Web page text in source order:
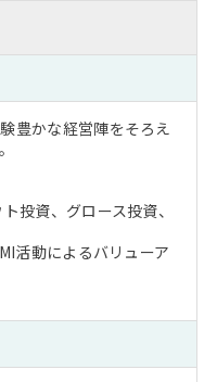
豊かな経営陣をそろえ
投資、グロース投資、
活動によるバリューア